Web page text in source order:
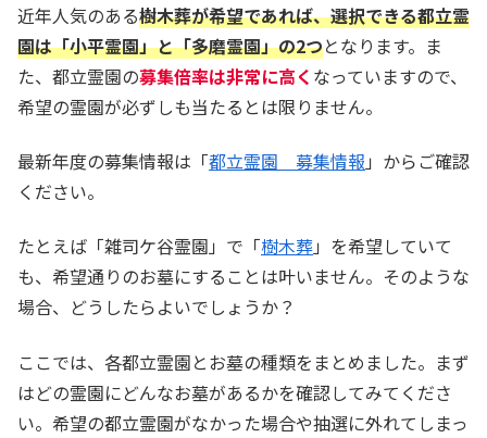
近年人気のある樹木葬が希望であれば、選択できる都立霊
園は「小平霊園」と「多磨霊園」の2つとなります。ま
た、都立霊園の募集倍率は非常に高く なっていますので、
希望の霊園が必ずしも当たるとは限りません。
最新年度の募集情報は「都立霊園 募集情報 」からご確認
ください。
たとえば「雑司ケ谷霊園」で「樹木葬」を希望していて
も、希望通りのお墓にすることは叶いません。そのような
場合、どうしたらよいでしょうか？
ここでは、各都立霊園とお墓の種類をまとめました。まず
はどの霊園にどんなお墓があるかを確認してみてくださ
い。希望の都立霊園がなかった場合や抽選に外れてしまっ